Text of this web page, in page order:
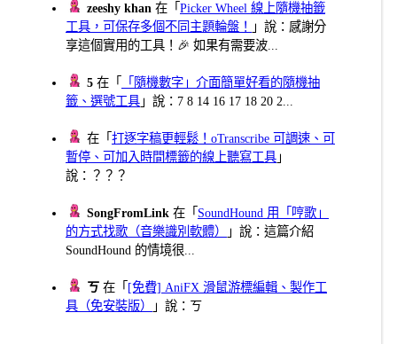
zeeshy khan 在「Picker Wheel 線上隨機抽籤
工具，可保存多個不同主題輪盤！
」說：感謝分
享這個實用的工具！🎉 如果有需要波...
5 在「
「隨機數字」介面簡單好看的隨機抽
籤、選號工具 」說：7 8 14 16 17 18 20 2...
在「打逐字稿更輕鬆！oTranscribe 可調速、可
暫停、可加入時間標籤的線上聽寫工具 」
說：？？？
SongFromLink 在「 SoundHound 用「哼歌」
的方式找歌（音樂識別軟體）
」說：這篇介紹
SoundHound 的情境很...
ㄎ 在「 [免費] AniFX 滑鼠游標編輯、製作工
具（免安裝版）
」說：ㄎ